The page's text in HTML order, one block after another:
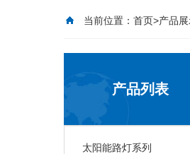
当前位置： 首页>产品
产品列表
太阳能路灯系列